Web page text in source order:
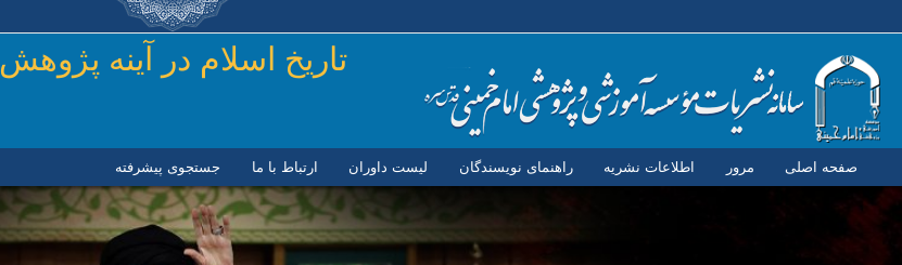
رفتن به محتوای اصلی
تاريخ اسلام در آينه پژوهش
صفحه اصلی مرور اطلاعات نشریه راهنمای نویسندگان لیست داوران ارتباط با ما جستجوی پیشرفته